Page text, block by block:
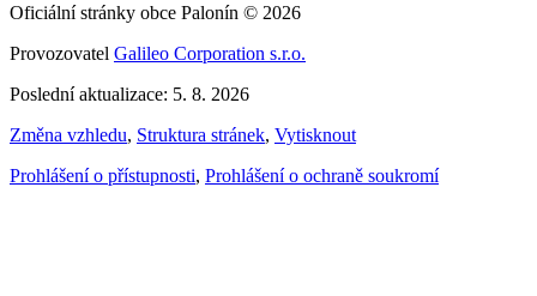
Oficiální stránky obce Palonín © 2026
Provozovatel Galileo Corporation s.r.o.
Poslední aktualizace: 5. 8. 2026
Změna vzhledu, Struktura stránek, Vytisknout
Prohlášení o přístupnosti, Prohlášení o ochraně soukromí